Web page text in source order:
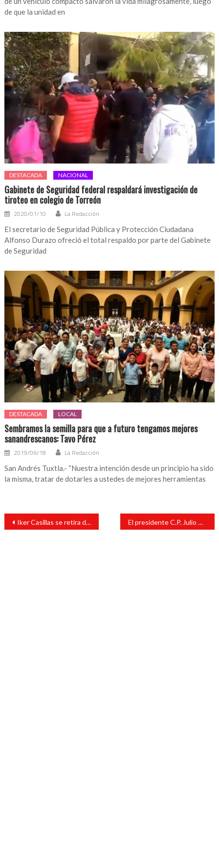
de que la unidad en
DESTACADA NACIONAL
Gabinete de Seguridad federal respaldará investigación de
tiroteo en colegio de Torreón
2020/01/10 La Redacción
El secretario de Seguridad Pública y Protección Ciudadana
Alfonso Durazo ofreció el total respaldo por parte del Gabinete
de Seguridad
DESTACADA LOCAL
Sembramos la semilla para que a futuro tengamos mejores
sanandrescanos: Tavo Pérez
2019/06/18 La Redacción
San Andrés Tuxtla.- “Nuestra intención desde un principio ha sido
la misma, tratar de dotarles a ustedes de mejores herramientas
Navegación
entradas
Iker Casillas se retira del fútbol El presidente C.P. Julio César Ortega continúa trabajando en conjunto con el diputado Juan Javier Gómez Cazarin